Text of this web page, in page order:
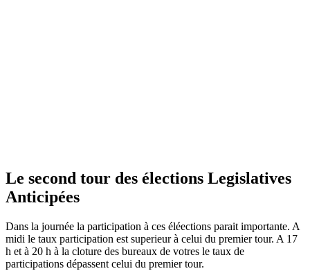
Le second tour des élections Legislatives
Anticipées
Dans la journée la participation à ces éléections parait importante. A
midi le taux participation est superieur à celui du premier tour. A 17
h et à 20 h à la cloture des bureaux de votres le taux de
participations dépassent celui du premier tour.